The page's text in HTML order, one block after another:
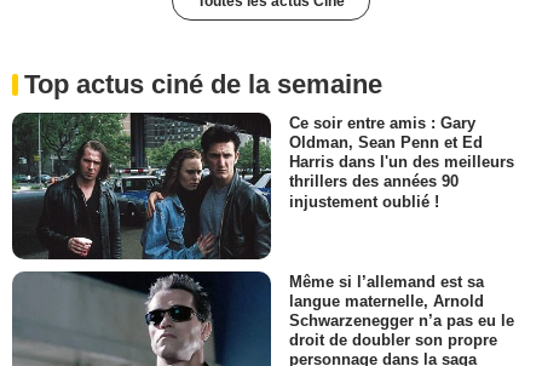
Top actus ciné de la semaine
Ce soir entre amis : Gary
Oldman, Sean Penn et Ed
Harris dans l'un des meilleurs
thrillers des années 90
injustement oublié !
Même si l’allemand est sa
langue maternelle, Arnold
Schwarzenegger n’a pas eu le
droit de doubler son propre
personnage dans la saga